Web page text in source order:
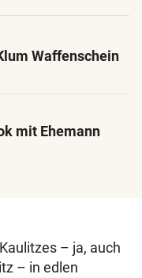
Waffenschein
mit Ehemann
– ja, auch
– in edlen